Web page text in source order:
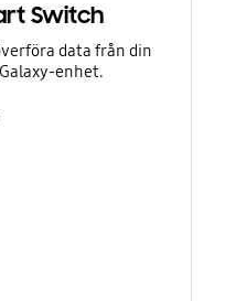
Switch
data från din
enhet.